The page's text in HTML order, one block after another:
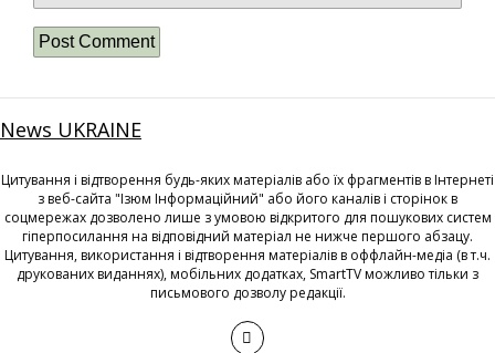
News UKRAINE
Цитування і відтворення будь-яких матеріалів або їх фрагментів в Інтернеті
з веб-сайта "Ізюм Інформаційний" або його каналів і сторінок в
соцмережах дозволено лише з умовою відкритого для пошукових систем
гіперпосилання на відповідний матеріал не нижче першого абзацу.
Цитування, використання і відтворення матеріалів в оффлайн-медіа (в т.ч.
друкованих виданнях), мобільних додатках, SmartTV можливо тільки з
письмового дозволу редакції.